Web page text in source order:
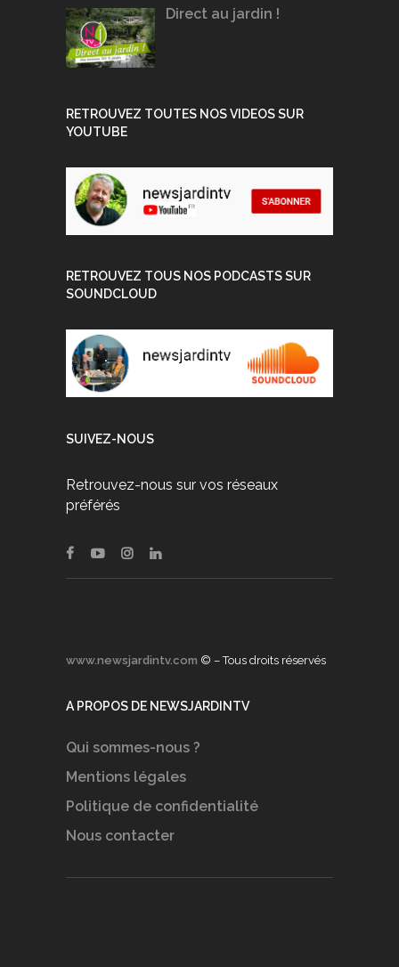
Direct au jardin !
RETROUVEZ TOUTES NOS VIDEOS SUR
YOUTUBE
RETROUVEZ TOUS NOS PODCASTS SUR
SOUNDCLOUD
SUIVEZ-NOUS
Retrouvez-nous sur vos réseaux
préférés
www.newsjardintv.com © – Tous droits réservés
A PROPOS DE NEWSJARDINTV
Qui sommes-nous ?
Mentions légales
Politique de confidentialité
Nous contacter